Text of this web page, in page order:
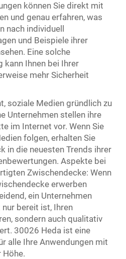
können Sie direkt mit
und genau erfahren, was
nach individuell
und Beispiele ihrer
Eine solche
kann Ihnen bei Ihrer
mehr Sicherheit
soziale Medien gründlich zu
Unternehmen stellen ihre
im Internet vor. Wenn Sie
folgen, erhalten Sie
in die neuesten Trends ihrer
Aspekte bei
Zwischendecke: Wenn
erwerben
ein Unternehmen
bereit ist, Ihren
sondern auch qualitativ
30026 Heda ist eine
alle Ihre Anwendungen mit
Höhe.